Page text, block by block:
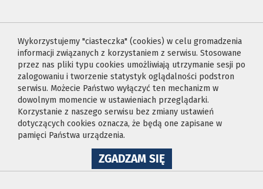
Wykorzystujemy "ciasteczka" (cookies) w celu gromadzenia
informacji związanych z korzystaniem z serwisu. Stosowane
przez nas pliki typu cookies umożliwiają utrzymanie sesji po
zalogowaniu i tworzenie statystyk oglądalności podstron
serwisu. Możecie Państwo wyłączyć ten mechanizm w
dowolnym momencie w ustawieniach przeglądarki.
Korzystanie z naszego serwisu bez zmiany ustawień
dotyczących cookies oznacza, że będą one zapisane w
pamięci Państwa urządzenia.
ZGADZAM SIĘNA
WYKORZYSTANIE